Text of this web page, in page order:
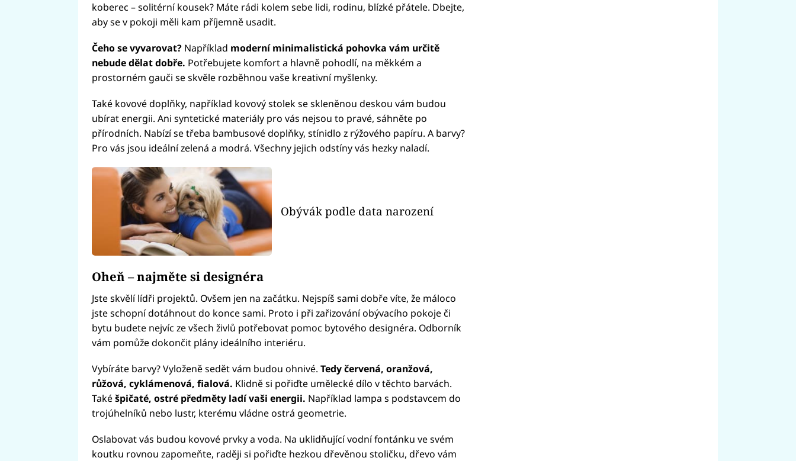
koberec – solitérní kousek? Máte rádi kolem sebe lidi, rodinu, blízké přátele. Dbejte,
aby se v pokoji měli kam příjemně usadit.
Čeho se vyvarovat? Například moderní minimalistická pohovka vám určitě
nebude dělat dobře. Potřebujete komfort a hlavně pohodlí, na měkkém a
prostorném gauči se skvěle rozběhnou vaše kreativní myšlenky.
Také kovové doplňky, například kovový stolek se skleněnou deskou vám budou
ubírat energii. Ani syntetické materiály pro vás nejsou to pravé, sáhněte po
přírodních. Nabízí se třeba bambusové doplňky, stínidlo z rýžového papíru. A barvy?
Pro vás jsou ideální zelená a modrá. Všechny jejich odstíny vás hezky naladí.
Obývák podle data narození
Oheň – najměte si designéra
Jste skvělí lídři projektů. Ovšem jen na začátku. Nejspíš sami dobře víte, že máloco
jste schopní dotáhnout do konce sami. Proto i při zařizování obývacího pokoje či
bytu budete nejvíc ze všech živlů potřebovat pomoc bytového designéra. Odborník
vám pomůže dokončit plány ideálního interiéru.
Vybíráte barvy? Vyloženě sedět vám budou ohnivé. Tedy červená, oranžová,
růžová, cyklámenová, fialová. Klidně si pořiďte umělecké dílo v těchto barvách.
Takéšpičaté, ostré předměty ladí vaši energii. Například lampa s podstavcem do
trojúhelníků nebo lustr, kterému vládne ostrá geometrie.
Oslabovat vás budou kovové prvky a voda. Na uklidňující vodní fontánku ve svém
koutku rovnou zapomeňte, raději si pořiďte hezkou dřevěnou stoličku, dřevo vám